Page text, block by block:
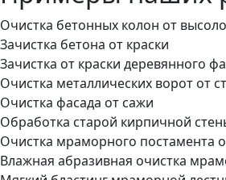
Очистка бетонных колон от
Зачистка бетона от краски
Зачистка от краски деревянного
Очистка металлических ворот от
Очистка фасада от сажи
Обработка старой кирпичной
Очистка мраморного постамента
Влажная абразивная очистка